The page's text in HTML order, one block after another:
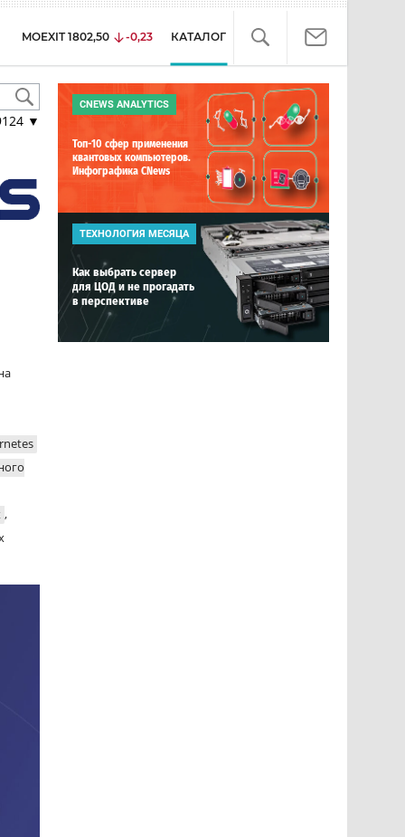
MOEXIT 1802,50 -0,23 КАТАЛОГ
▼
,
CNEWS ANALYTICS
Топ-10 сфер применения
квантовых компьютеров.
Инфографика CNews
ТЕХНОЛОГИЯ МЕСЯЦА
Как выбрать сервер
для ЦОД и не прогадать
в перспективе